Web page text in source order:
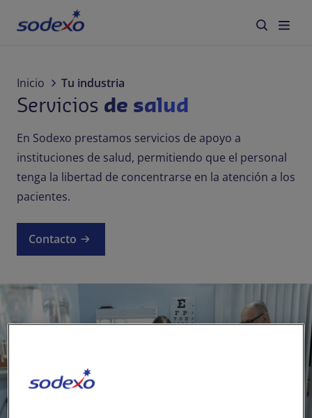
Servicios y Marcas
Responsabilidad Corporativa
Acerca de nosotros
Blog
Contacto
Inicio Tu industria
Servicios de salud
En Sodexo prestamos servicios de apoyo a
instituciones de salud, permitiendo que el personal
tenga la libertad de concentrarse en la atención a los
pacientes.
Contacto